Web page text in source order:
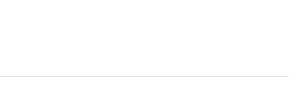
Så start med at få en